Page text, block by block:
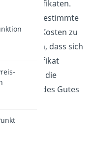
eine bestimmte
externen Kosten zu
Dadurch, dass sich
diese Zertifikat
werden die
den Preis des Gutes